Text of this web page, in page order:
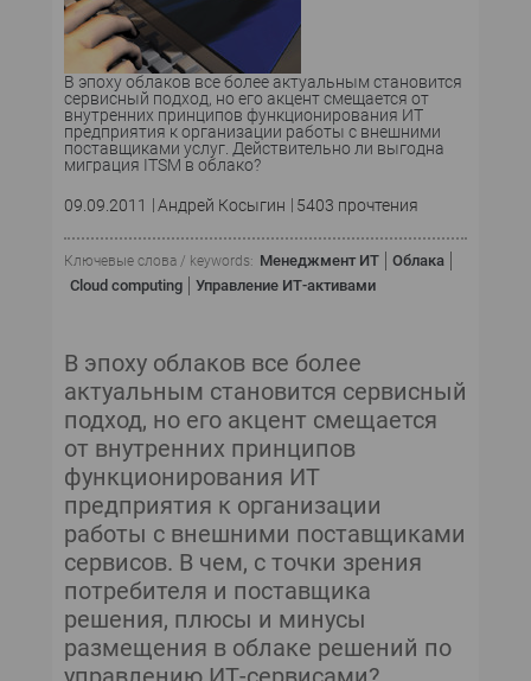
В эпоху облаков все более актуальным становится
сервисный подход, но его акцент смещается от
внутренних принципов функционирования ИТ
предприятия к организации работы с внешними
поставщиками услуг. Действительно ли выгодна
миграция ITSM в облако?
09.09.2011 Андрей Косыгин 5403 прочтения
Ключевые слова / keywords: Менеджмент ИТ
Облака
Cloud computing
Управление ИТ-активами
В эпоху облаков все более
актуальным становится сервисный
подход, но его акцент смещается
от внутренних принципов
функционирования ИТ
предприятия к организации
работы с внешними поставщиками
сервисов. В чем, с точки зрения
потребителя и поставщика
решения, плюсы и минусы
размещения в облаке решений по